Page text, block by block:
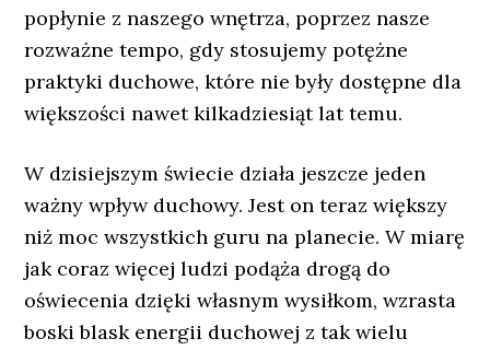
popłynie z naszego wnętrza, poprzez nasze
rozważne tempo, gdy stosujemy potężne
praktyki duchowe, które nie były dostępne dla
większości nawet kilkadziesiąt lat temu.
W dzisiejszym świecie działa jeszcze jeden
ważny wpływ duchowy. Jest on teraz większy
niż moc wszystkich guru na planecie. W miarę
jak coraz więcej ludzi podąża drogą do
oświecenia dzięki własnym wysiłkom, wzrasta
boski blask energii duchowej z tak wielu